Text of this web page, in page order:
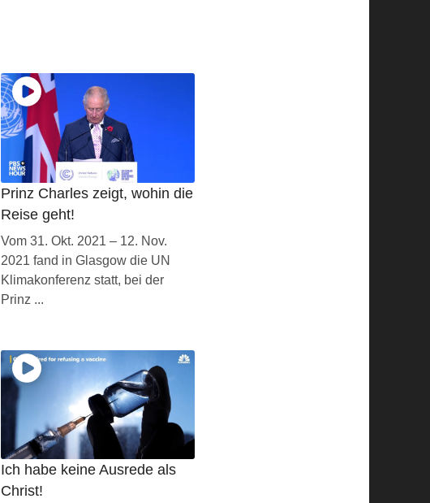
Prinz Charles zeigt, wohin die
Reise geht!
Vom 31. Okt. 2021 – 12. Nov.
2021 fand in Glasgow die UN
Klimakonferenz statt, bei der
Prinz ...
Ich habe keine Ausrede als
Christ!